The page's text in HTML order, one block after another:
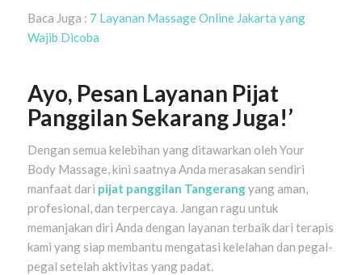
Baca Juga : 7 Layanan Massage Online Jakarta yang
Wajib Dicoba
Ayo, Pesan Layanan Pijat
Panggilan Sekarang Juga!’
Dengan semua kelebihan yang ditawarkan oleh Your
Body Massage, kini saatnya Anda merasakan sendiri
manfaat dari pijat panggilan Tangerangyang aman,
profesional, dan terpercaya. Jangan ragu untuk
memanjakan diri Anda dengan layanan terbaik dari terapis
kami yang siap membantu mengatasi kelelahan dan pegal-
pegal setelah aktivitas yang padat.